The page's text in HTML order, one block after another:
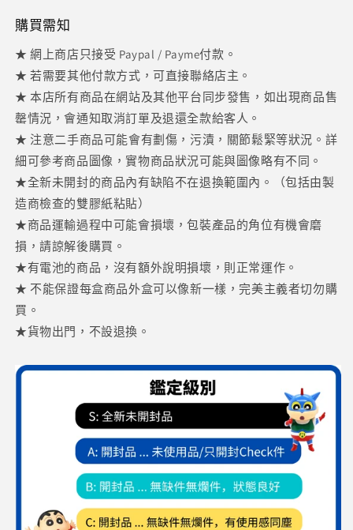
購買需知
★ 網上商店只接受 Paypal / Payme付款。
★ 若需要其他付款方式，可直接聯絡店主。
★ 本店所有商品在網站及其他平台同步發售，如出現商品售
罄情況，會通知取消訂單及退還全款給客人。
★ 注意二手商品可能會有劃傷，污漬，關節鬆緊等狀況。詳
細可參考商品圖像，實物商品狀況可能與圖像略有不同。
★全新未開封的商品內有缺陷不在退換範圍內。（包括由製
造商檢查的雙膠紙粘貼）
★商品運輸過程中可能會損壞，包裝產品的角位有機會磨
損，請諒解後購買。
★有電池的商品，沒有額外說明損壞，則正常運作。
★ 不能保證每盒商品外盒可以像新一樣，完美主義者切勿購
買。
★貨物出門，不設退換。